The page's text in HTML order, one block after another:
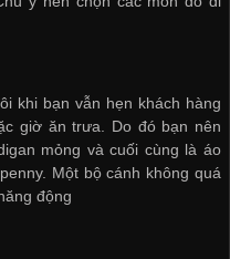
khi bạn vẫn hẹn khách hàng
giờ ăn trưa. Do đó bạn nên
mỏng và cuối cùng là áo
Một bộ cánh không quá
động